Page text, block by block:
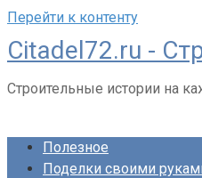
Перейти к контенту
Citadel72.ru -
Строительные истории на
Полезное
Поделки своими